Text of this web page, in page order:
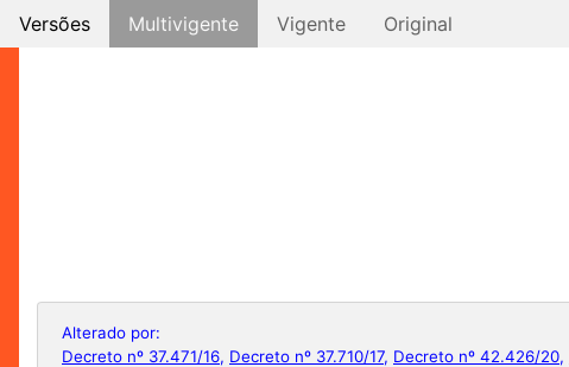
Versões Multivigente Vigente Original
Alterado por:
Decreto nº 37.471/16, Decreto nº 37.710/17, Decreto nº 42.426/20,